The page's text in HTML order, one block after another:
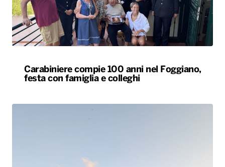
Carabiniere compie 100 anni nel Foggiano,
festa con famiglia e colleghi